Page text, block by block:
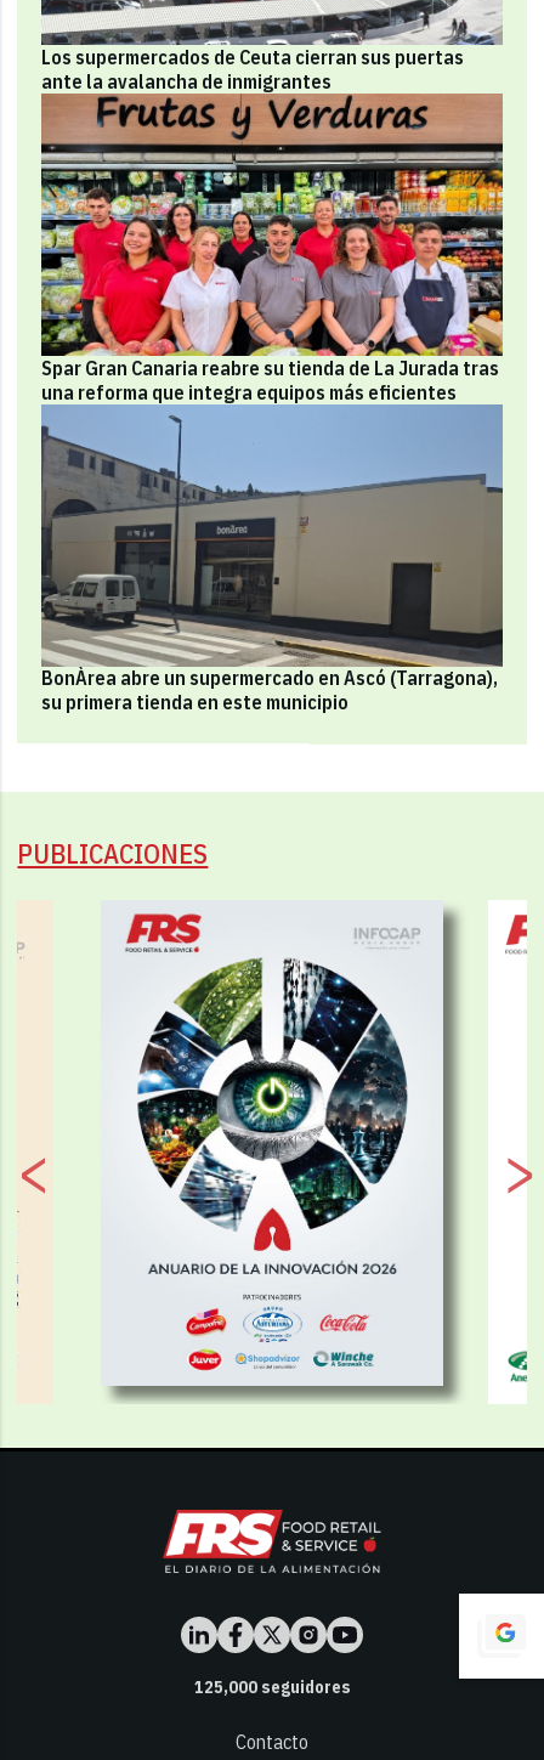
Los supermercados de Ceuta cierran sus puertas
ante la avalancha de inmigrantes
Spar Gran Canaria reabre su tienda de La Jurada tras
una reforma que integra equipos más eficientes
BonÀrea abre un supermercado en Ascó (Tarragona),
su primera tienda en este municipio
PUBLICACIONES
125,000seguidores
Contacto